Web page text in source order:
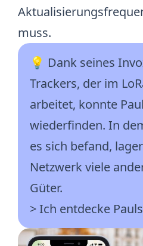
muss.
💡 Dank seines
Trackers, der im
arbeitet, konnte
wiederfinden. In
es sich befand,
Netzwerk viele
Güter.
> Ich entdecke